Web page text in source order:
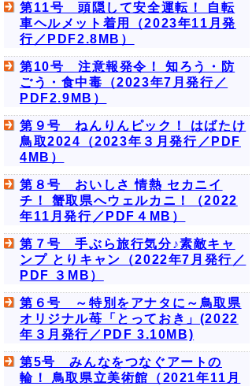
第11号 頭隠して安全運転！ 自転
車ヘルメット着用（2023年11月発
行／PDF2.8MB）
第10号 注意報発令！ 知ろう・防
ごう・食中毒（2023年7月発行／
PDF2.9MB）
第９号 ねんりんピック！ はばたけ
鳥取2024（2023年３月発行／PDF
4MB）
第８号 おいしさ 情熱 セカニイ
チ！ 蟹取県へウェルカニ！（2022
年11月発行／PDF４MB）
第７号 手ぶら旅行気分♪素敵キャ
ンプ とりキャン（2022年7月発行／
PDF ３MB）
第６号 ～特別をアナタに～鳥取県
オリジナル苺「とっておき」(2022
年３月発行／PDF 3.10MB)
第5号 みんなをつなぐアートの
輪！ 鳥取県立美術館（2021年11月